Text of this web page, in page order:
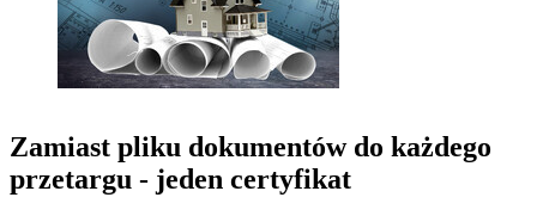
Zamiast pliku dokumentów do każdego
przetargu - jeden certyfikat